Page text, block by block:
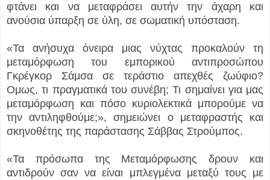
φτάνει και να μεταφράσει αυτήν την άχαρη και
ανούσια ύπαρξη σε ύλη, σε σωματική υπόσταση.
«Τα ανήσυχα όνειρα μιας νύχτας προκαλούν τη
μεταμόρφωση του εμπορικού αντιπροσώπου
Γκρέγκορ Σάμσα σε τεράστιο απεχθές ζωύφιο?
Ομως, τι πραγματικά του συνέβη; Τι σημαίνει για μας
μεταμόρφωση και πόσο κυριολεκτικά μπορούμε να
την αντιληφθούμε;», σημειώνει ο μεταφραστής και
σκηνοθέτης της παράστασης Σάββας Στρούμπος.
«Τα πρόσωπα της Μεταμόρφωσης δρουν και
αντιδρούν σαν να είναι μπλεγμένα μεταξύ τους με